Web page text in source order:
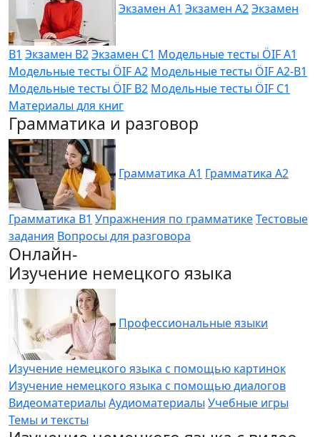
Экзамен A1 Экзамен A2Экзамен
B1 Экзамен B2Экзамен C1 Модельные тесты ÖIF A1
Модельные тесты ÖIF A2 Модельные тесты ÖIF A2-B1
Модельные тесты ÖIF B2 Модельные тесты ÖIF C1
Материалы для книг
Грамматика и разговор
Грамматика A1 Грамматика A2
Грамматика B1 Упражнения по грамматикеТестовые
задания Вопросы для разговора
Онлайн-
Изучение немецкого языка
Профессиональные языки
Изучение немецкого языка с помощью картинок
Изучение немецкого языка с помощью диалогов
Видеоматериалы Аудиоматериалы Учебные игры
Темы и тексты